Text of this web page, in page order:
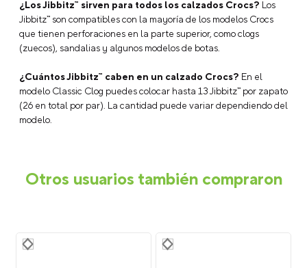
¿Los Jibbitz™ sirven para todos los calzados Crocs? Los
Jibbitz™ son compatibles con la mayoría de los modelos Crocs
que tienen perforaciones en la parte superior, como clogs
(zuecos), sandalias y algunos modelos de botas.
¿Cuántos Jibbitz™ caben en un calzado Crocs? En el
modelo Classic Clog puedes colocar hasta 13 Jibbitz™ por zapato
(26 en total por par). La cantidad puede variar dependiendo del
modelo.
Otros usuarios también compraron